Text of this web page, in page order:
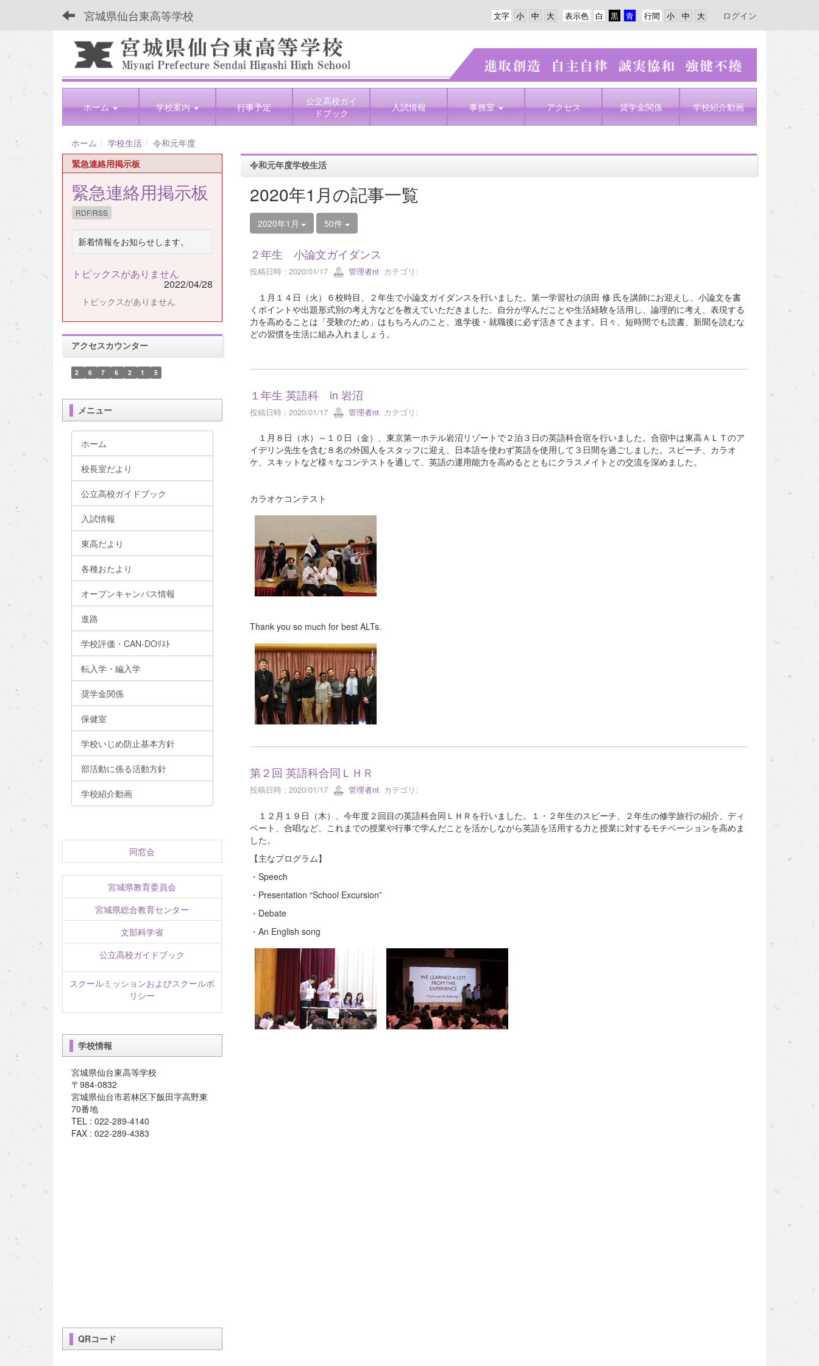
宮城県仙台東高等学校 行間
表示色
文字 ログイン
ホーム 学校案内 行事予定
公立高校ガイ
ドブック
入試情報 事務室 アクセス 奨学金関係 学校紹介動画
ホーム 学校生活
令和元年度
令和元年度学校生活
2020年1月の記事一覧
2020年1月 50件
２年生 小論文ガイダンス
投稿日時 : 2020/01/17 管理者ntカテゴリ:
１月１４日（火）６校時目、２年生で小論文ガイダンスを行いました。第一学習社の須田 修 氏を講師にお迎えし、小論文を書
くポイントや出題形式別の考え方などを教えていただきました。自分が学んだことや生活経験を活用し、論理的に考え、表現する
力を高めることは「受験のため」はもちろんのこと、進学後・就職後に必ず活きてきます。日々、短時間でも読書、新聞を読むな
どの習慣を生活に組み入れましょう。
１年生 英語科 in 岩沼
投稿日時 : 2020/01/17 管理者ntカテゴリ:
１月８日（水）～１０日（金）、東京第一ホテル岩沼リゾートで２泊３日の英語科合宿を行いました。合宿中は東高ＡＬＴのア
イデリン先生を含む８名の外国人をスタッフに迎え、日本語を使わず英語を使用して３日間を過ごしました。スピーチ、カラオ
ケ、スキットなど様々なコンテストを通して、英語の運用能力を高めるとともにクラスメイトとの交流を深めました。
カラオケコンテスト
Thank you so much for best ALTs.
第２回 英語科合同ＬＨＲ
投稿日時 : 2020/01/17 管理者ntカテゴリ:
１２月１９日（木）、今年度２回目の英語科合同ＬＨＲを行いました。１・２年生のスピーチ、２年生の修学旅行の紹介、ディ
ベート、合唱など、これまでの授業や行事で学んだことを活かしながら英語を活用する力と授業に対するモチベーションを高めま
した。
【主なプログラム】
・Speech
・Presentation “School Excursion”
・Debate
・An English song
緊急連絡用掲示板
緊急連絡用掲示板
RDF/RSS
新着情報をお知らせします。
トピックスがありません
2022/04/28
トピックスがありません
アクセスカウンター
2 6 7 6 2 1 5
メニュー
ホーム
校長室だより
公立高校ガイドブック
入試情報
東高だより
各種おたより
オープンキャンパス情報
進路
学校評価・CAN-DOﾘｽﾄ
転入学・編入学
奨学金関係
保健室
学校いじめ防止基本方針
部活動に係る活動方針
学校紹介動画
同窓会
宮城県教育委員会
宮城県総合教育センター
文部科学省
公立高校ガイドブック
スクールミッションおよびスクールポ
リシー
学校情報
宮城県仙台東高等学校
〒984-0832
宮城県仙台市若林区下飯田字高野東
70番地
TEL : 022-289-4140
FAX : 022-289-4383
QRコード